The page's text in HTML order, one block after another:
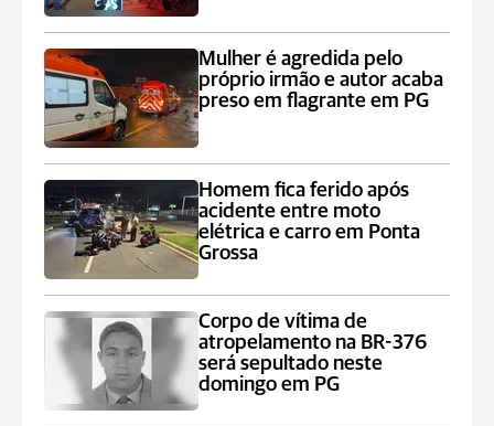
Mulher é agredida pelo
próprio irmão e autor acaba
preso em flagrante em PG
Homem fica ferido após
acidente entre moto
elétrica e carro em Ponta
Grossa
Corpo de vítima de
atropelamento na BR-376
será sepultado neste
domingo em PG